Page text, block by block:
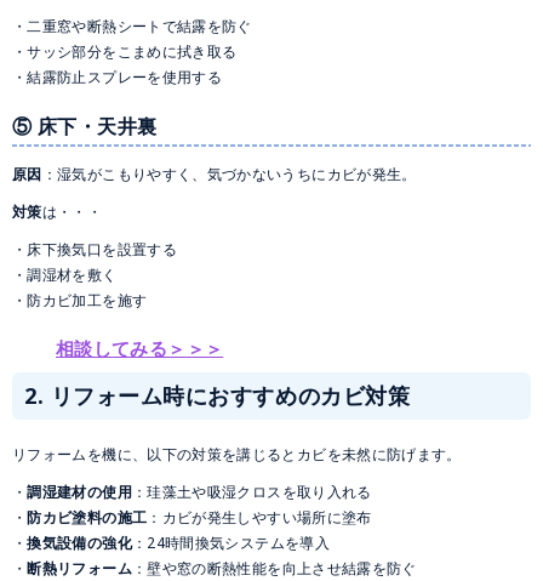
二重窓や断熱シートで結露を防ぐ
サッシ部分をこまめに拭き取る
結露防止スプレーを使用する
⑤ 床下・天井裏
原因 ：湿気がこもりやすく、気づかないうちにカビが発生。
対策は・・・
床下換気口を設置する
調湿材を敷く
防カビ加工を施す
相談してみる＞＞＞
2. リフォーム時におすすめのカビ対策
リフォームを機に、以下の対策を講じるとカビを未然に防げます。
調湿建材の使用：珪藻土や吸湿クロスを取り入れる
防カビ塗料の施工 ：カビが発生しやすい場所に塗布
換気設備の強化：24時間換気システムを導入
断熱リフォーム：壁や窓の断熱性能を向上させ結露を防ぐ